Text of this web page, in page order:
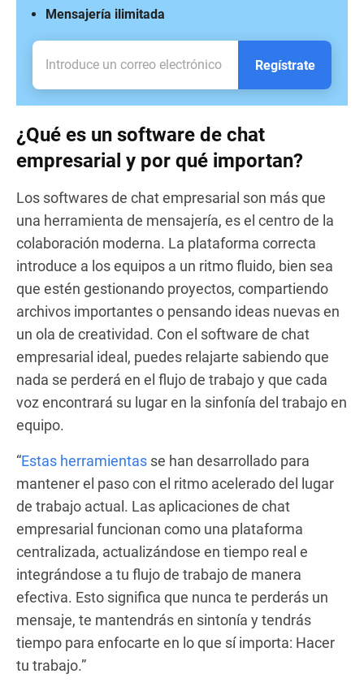
Mensajería ilimitada
Regístrate
¿Qué es un software de chat
empresarial y por qué importan?
Los softwares de chat empresarial son más que
una herramienta de mensajería, es el centro de la
colaboración moderna. La plataforma correcta
introduce a los equipos a un ritmo fluido, bien sea
que estén gestionando proyectos, compartiendo
archivos importantes o pensando ideas nuevas en
un ola de creatividad. Con el software de chat
empresarial ideal, puedes relajarte sabiendo que
nada se perderá en el flujo de trabajo y que cada
voz encontrará su lugar en la sinfonía del trabajo en
equipo.
“Estas herramientas se han desarrollado para
mantener el paso con el ritmo acelerado del lugar
de trabajo actual. Las aplicaciones de chat
empresarial funcionan como una plataforma
centralizada, actualizándose en tiempo real e
integrándose a tu flujo de trabajo de manera
efectiva. Esto significa que nunca te perderás un
mensaje, te mantendrás en sintonía y tendrás
tiempo para enfocarte en lo que sí importa: Hacer
tu trabajo.”